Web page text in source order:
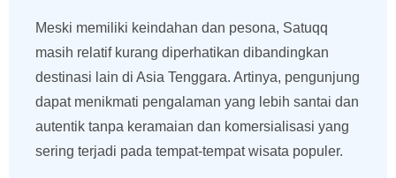
Meski memiliki keindahan dan pesona, Satuqq
masih relatif kurang diperhatikan dibandingkan
destinasi lain di Asia Tenggara. Artinya, pengunjung
dapat menikmati pengalaman yang lebih santai dan
autentik tanpa keramaian dan komersialisasi yang
sering terjadi pada tempat-tempat wisata populer.